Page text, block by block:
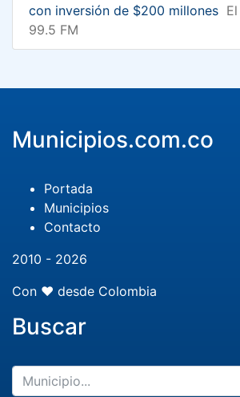
con inversión de $200 millones
99.5 FM
Municipios.com.co
Portada
Municipios
Contacto
2010 - 2026
Con ❤️ desde Colombia
Buscar